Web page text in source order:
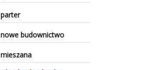
parter
nowe budownictwo
mieszana